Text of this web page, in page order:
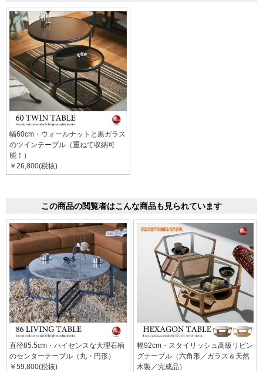
幅60cm・ウォールナットと黒ガラス
のツインテーブル（重ねて収納可
能！）
￥26,800(税抜)
この商品の閲覧者はこんな商品も見られています
直径85.5cm・ハイセンスな大理石柄
のセンターテーブル（丸・円形）
￥59,800(税抜)
幅92cm・スタイリッシュ高級リビン
グテーブル（六角形／ガラス＆天然
木製／完成品）